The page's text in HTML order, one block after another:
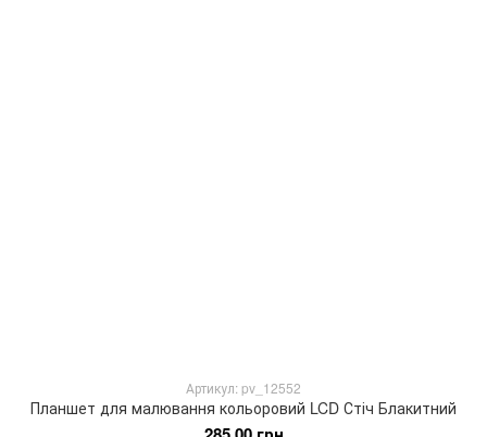
Артикул: pv_12552
Планшет для малювання кольоровий LCD Стіч Блакитний